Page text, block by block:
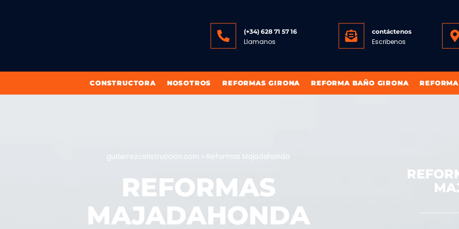
(+34) 628 71 57 16
Llamanos
contáctenos
Escribenos
CONSTRUCTORA NOSOTROS REFORMAS GIRONA REFORMA BAÑO GIRONA
gutierrezconstruccion.com » Reformas Majadahonda
REFORMAS
MAJADAHONDA